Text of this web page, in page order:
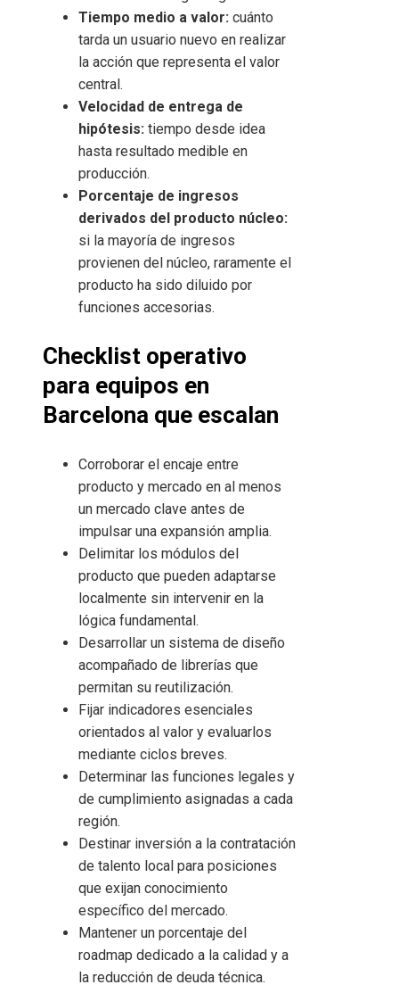
Tiempo medio a valor: cuánto
tarda un usuario nuevo en realizar
la acción que representa el valor
central.
Velocidad de entrega de
hipótesis: tiempo desde idea
hasta resultado medible en
producción.
Porcentaje de ingresos
derivados del producto núcleo:
si la mayoría de ingresos
provienen del núcleo, raramente el
producto ha sido diluido por
funciones accesorias.
Checklist operativo
para equipos en
Barcelona que escalan
Corroborar el encaje entre
producto y mercado en al menos
un mercado clave antes de
impulsar una expansión amplia.
Delimitar los módulos del
producto que pueden adaptarse
localmente sin intervenir en la
lógica fundamental.
Desarrollar un sistema de diseño
acompañado de librerías que
permitan su reutilización.
Fijar indicadores esenciales
orientados al valor y evaluarlos
mediante ciclos breves.
Determinar las funciones legales y
de cumplimiento asignadas a cada
región.
Destinar inversión a la contratación
de talento local para posiciones
que exijan conocimiento
específico del mercado.
Mantener un porcentaje del
roadmap dedicado a la calidad y a
la reducción de deuda técnica.